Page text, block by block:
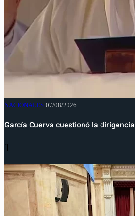
NACIONALES 07/08/2026
García Cuerva cuestionó la
1